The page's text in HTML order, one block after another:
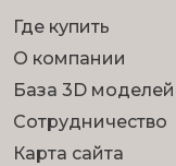
Где купить
О компании
База 3D моделей
Сотрудничество
Карта сайта